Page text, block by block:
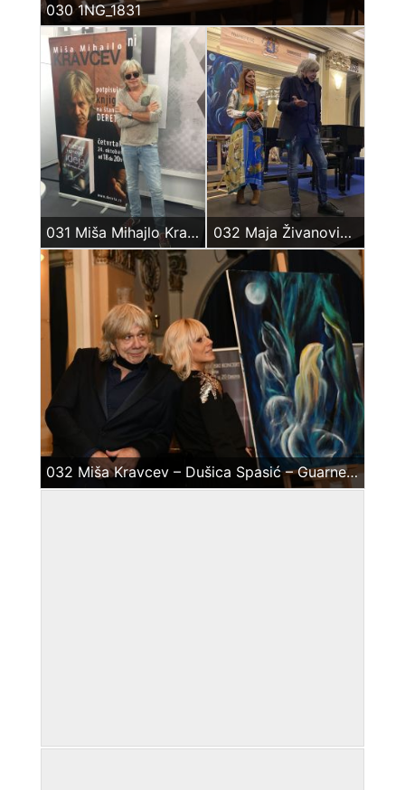
030 1NG_1831
031 Miša Mihajlo Kravcev – Sajam knjiga 2019 032 Maja Živanović & Miša Kravcev
032 Miša Kravcev – Dušica Spasić – Guarnerius Clipboard01